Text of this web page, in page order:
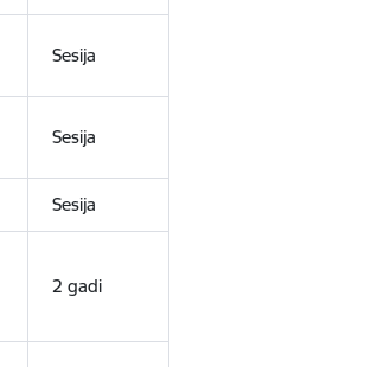
Sesija
Sesija
Sesija
2 gadi